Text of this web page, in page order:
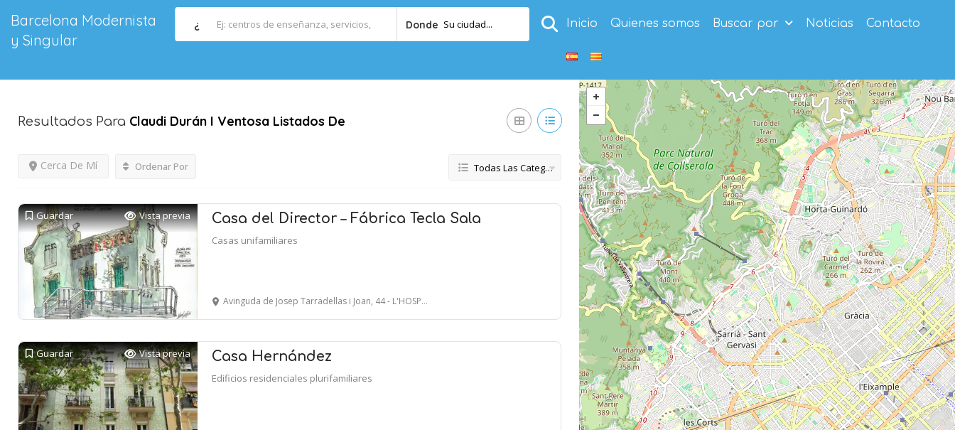
Barcelona Modernista
y Singular
¿ Donde Su ciudad... Inicio Quienes somos Buscar por Noticias Contacto
Resultados Para Claudi Durán I Ventosa Listados De
Cerca De Mí Ordenar Por Todas Las Categorías
Guardar Vista previa Casa del Director – Fábrica Tecla Sala
Casas unifamiliares
Avinguda de Josep Tarradellas i Joan, 44 - L'HOSPITALET DE LLOBREGAT
Guardar Vista previa Casa Hernández
Edificios residenciales plurifamiliares